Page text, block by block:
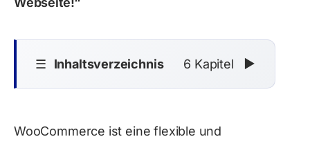
☰ Inhaltsverzeichnis 6 Kapitel ▼
WooCommerce ist eine flexible und